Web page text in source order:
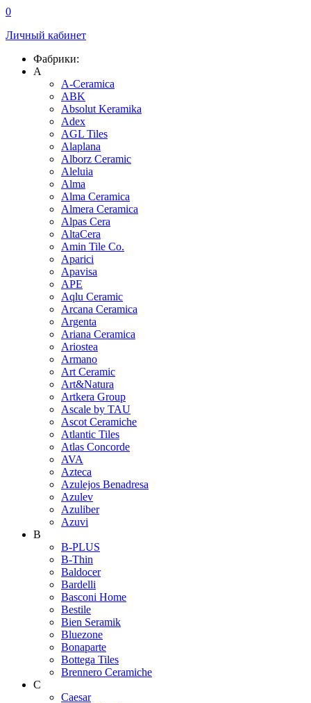
0
Личный кабинет
Фабрики:
A
A-Ceramica
ABK
Absolut Keramika
Adex
AGL Tiles
Alaplana
Alborz Ceramic
Aleluia
Alma
Alma Ceramica
Almera Ceramica
Alpas Cera
AltaCera
Amin Tile Co.
Aparici
Apavisa
APE
Aqlu Ceramic
Arcana Ceramica
Argenta
Ariana Ceramica
Ariostea
Armano
Art Ceramic
Art&Natura
Artkera Group
Ascale by TAU
Ascot Ceramiche
Atlantic Tiles
Atlas Concorde
AVA
Azteca
Azulejos Benadresa
Azulev
Azuliber
Azuvi
B
B-PLUS
B-Thin
Baldocer
Bardelli
Basconi Home
Bestile
Bien Seramik
Bluezone
Bonaparte
Bottega Tiles
Brennero Ceramiche
C
Caesar